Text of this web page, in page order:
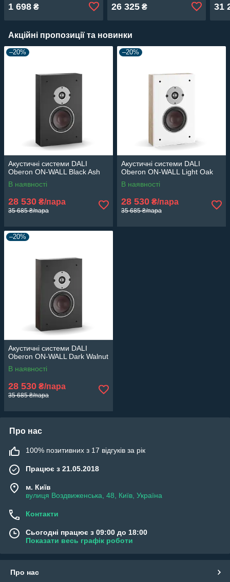
1 698 ₴ 26 325₴ 31
Акційні пропозиції та новинки
–20%
Акустичні системи DALI
Oberon ON-WALL Black Ash
В наявності
28 530 ₴/пара
35 685 ₴/пара
–20%
Акустичні системи DALI
Oberon ON-WALL Light Oak
В наявності
28 530 ₴/пара
35 685 ₴/пара
–20%
Акустичні системи DALI
Oberon ON-WALL Dark Walnut
В наявності
28 530 ₴/пара
35 685 ₴/пара
Про нас
100% позитивних з 17 відгуків за рік
Працює з 21.05.2018
м. Київ
вулиця Воздвиженська, 48, Київ, Україна
Контакти
Сьогодні працює з 09:00 до 18:00
Показати весь графік роботи
Про нас